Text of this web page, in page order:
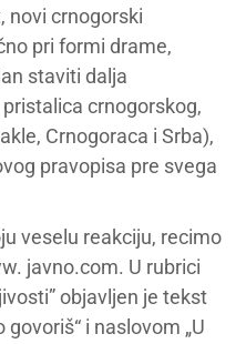
novi crnogorski
pri formi drame,
staviti dalja
crnogorskog,
Crnogoraca i Srba),
pravopisa pre svega
veselu reakciju, recimo
javno.com. U rubrici
objavljen je tekst
i naslovom „U